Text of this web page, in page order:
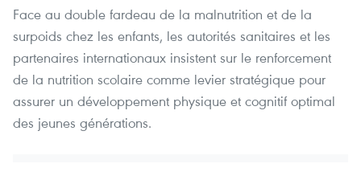
Face au double fardeau de la malnutrition et de la
surpoids chez les enfants, les autorités sanitaires et les
partenaires internationaux insistent sur le renforcement
de la nutrition scolaire comme levier stratégique pour
assurer un développement physique et cognitif optimal
des jeunes générations.